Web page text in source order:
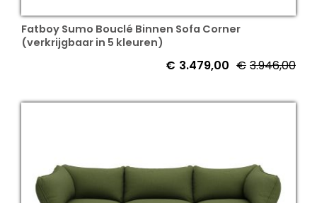
Fatboy Sumo Bouclé Binnen Sofa Corner
(verkrijgbaar in 5 kleuren)
€ 3.946,00
€ 3.479,00